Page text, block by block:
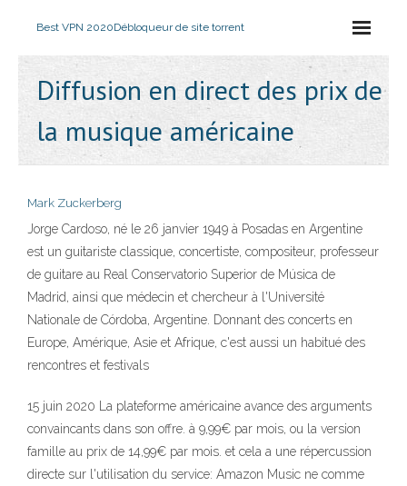
Best VPN 2020Débloqueur de site torrent
Diffusion en direct des prix de
la musique américaine
Mark Zuckerberg
Jorge Cardoso, né le 26 janvier 1949 à Posadas en Argentine
est un guitariste classique, concertiste, compositeur, professeur
de guitare au Real Conservatorio Superior de Música de
Madrid, ainsi que médecin et chercheur à l'Université
Nationale de Córdoba, Argentine. Donnant des concerts en
Europe, Amérique, Asie et Afrique, c'est aussi un habitué des
rencontres et festivals
15 juin 2020 La plateforme américaine avance des arguments
convaincants dans son offre. à 9,99€ par mois, ou la version
famille au prix de 14,99€ par mois. et cela a une répercussion
directe sur l'utilisation du service: Amazon Music ne comme